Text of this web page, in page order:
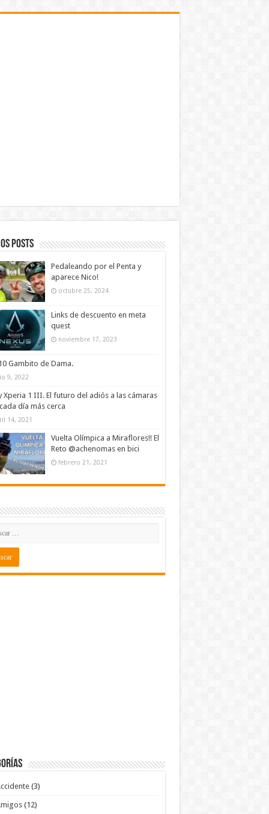
Posts
Pedaleando por el Penta y
aparece Nico!
octubre 25, 2024
Links de descuento en meta
quest
noviembre 17, 2023
Gambito de Dama.
9, 2022
Xperia 1 III. El futuro del adiós a las cámaras
día más cerca
14, 2021
Vuelta Olímpica a Miraflores!! El
Reto @achenomas en bici
febrero 21, 2021
(3)
(12)